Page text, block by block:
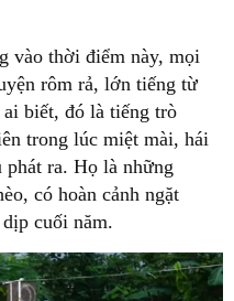
vào thời điểm này, mọi
rôm rả, lớn tiếng từ
biết, đó là tiếng trò
trong lúc miệt mài, hái
ra. Họ là những
có hoàn cảnh ngặt
cuối năm.